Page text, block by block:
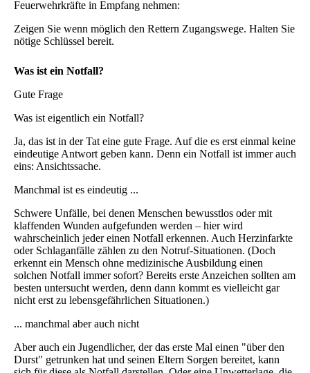
Feuerwehrkräfte in Empfang nehmen:
Zeigen Sie wenn möglich den Rettern Zugangswege. Halten Sie
nötige Schlüssel bereit.
Was ist ein Notfall?
Gute Frage
Was ist eigentlich ein Notfall?
Ja, das ist in der Tat eine gute Frage. Auf die es erst einmal keine
eindeutige Antwort geben kann. Denn ein Notfall ist immer auch
eins: Ansichtssache.
Manchmal ist es eindeutig ...
Schwere Unfälle, bei denen Menschen bewusstlos oder mit
klaffenden Wunden aufgefunden werden – hier wird
wahrscheinlich jeder einen Notfall erkennen. Auch Herzinfarkte
oder Schlaganfälle zählen zu den Notruf-Situationen. (Doch
erkennt ein Mensch ohne medizinische Ausbildung einen
solchen Notfall immer sofort? Bereits erste Anzeichen sollten am
besten untersucht werden, denn dann kommt es vielleicht gar
nicht erst zu lebensgefährlichen Situationen.)
... manchmal aber auch nicht
Aber auch ein Jugendlicher, der das erste Mal einen "über den
Durst" getrunken hat und seinen Eltern Sorgen bereitet, kann